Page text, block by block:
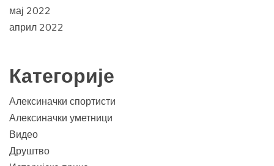
мај 2022
април 2022
Категорије
Алексиначки спортисти
Алексиначки уметници
Видео
Друштво